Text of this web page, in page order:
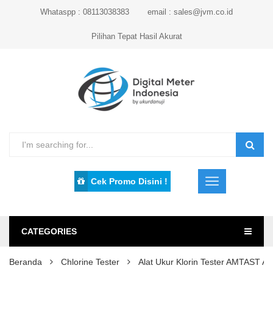
Whataspp : 08113038383 email : sales@jvm.co.id
Pilihan Tepat Hasil Akurat
Cek Promo Disini !
CATEGORIES
Beranda Chlorine Tester Alat Ukur Klorin Tester AMTAST